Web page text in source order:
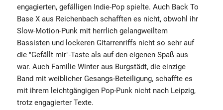
engagierten, gefälligen Indie-Pop spielte. Auch Back To
Base X aus Reichenbach schafften es nicht, obwohl ihr
Slow-Motion-Punk mit herrlich gelangweiltem
Bassisten und lockeren Gitarrenriffs nicht so sehr auf
die "Gefällt mir"-Taste als auf den eigenen Spaß aus
war. Auch Familie Winter aus Burgstädt, die einzige
Band mit weiblicher Gesangs-Beteiligung, schaffte es
mit ihrem leichtgängigen Pop-Punk nicht nach Leipzig,
trotz engagierter Texte.